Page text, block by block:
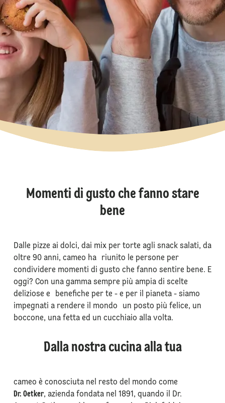
Momenti di gusto che fanno stare
bene
Dalle pizze ai dolci, dai mix per torte agli snack salati, da
oltre 90 anni, cameo ha riunito le persone per
condividere momenti di gusto che fanno sentire bene. E
oggi? Con una gamma sempre più ampia di scelte
deliziose e benefiche per te - e per il pianeta - siamo
impegnati a rendere il mondo un posto più felice, un
boccone, una fetta ed un cucchiaio alla volta.
Dalla nostra cucina alla tua
cameo è conosciuta nel resto del mondo come
Dr. Oetker, azienda fondata nel 1891, quando il Dr.